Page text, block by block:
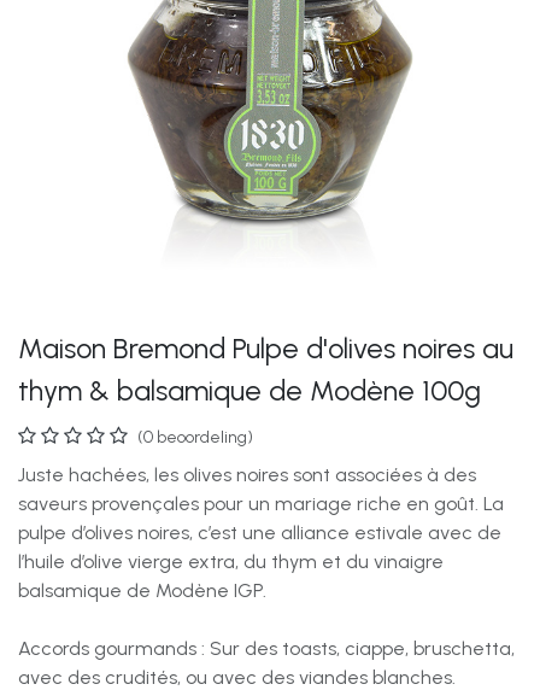
Maison Bremond Pulpe d'olives noires au
thym & balsamique de Modène 100g
(0 beoordeling)
Juste hachées, les olives noires sont associées à des
saveurs provençales pour un mariage riche en goût. La
pulpe d’olives noires, c’est une alliance estivale avec de
l’huile d’olive vierge extra, du thym et du vinaigre
balsamique de Modène IGP.
Accords gourmands : Sur des toasts, ciappe, bruschetta,
avec des crudités, ou avec des viandes blanches.